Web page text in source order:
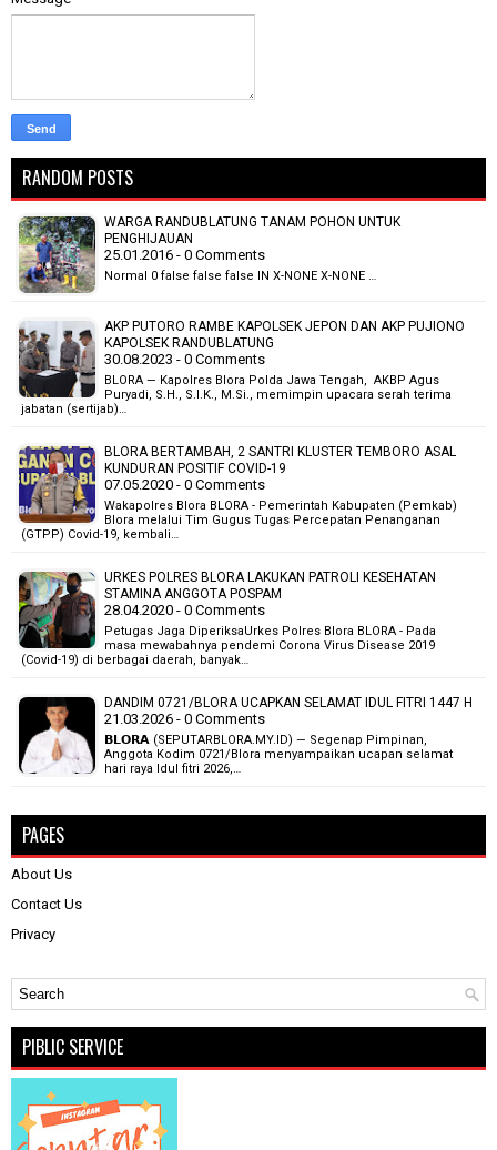
RANDOM POSTS
WARGA RANDUBLATUNG TANAM POHON UNTUK
PENGHIJAUAN
25.01.2016 - 0 Comments
Normal 0 false false false IN X-NONE X-NONE …
AKP PUTORO RAMBE KAPOLSEK JEPON DAN AKP PUJIONO
KAPOLSEK RANDUBLATUNG
30.08.2023 - 0 Comments
BLORA — Kapolres Blora Polda Jawa Tengah, AKBP Agus
Puryadi, S.H., S.I.K., M.Si., memimpin upacara serah terima
jabatan (sertijab)…
BLORA BERTAMBAH, 2 SANTRI KLUSTER TEMBORO ASAL
KUNDURAN POSITIF COVID-19
07.05.2020 - 0 Comments
Wakapolres Blora BLORA - Pemerintah Kabupaten (Pemkab)
Blora melalui Tim Gugus Tugas Percepatan Penanganan
(GTPP) Covid-19, kembali…
URKES POLRES BLORA LAKUKAN PATROLI KESEHATAN
STAMINA ANGGOTA POSPAM
28.04.2020 - 0 Comments
Petugas Jaga DiperiksaUrkes Polres Blora BLORA - Pada
masa mewabahnya pendemi Corona Virus Disease 2019
(Covid-19) di berbagai daerah, banyak…
DANDIM 0721/BLORA UCAPKAN SELAMAT IDUL FITRI 1447 H
21.03.2026 - 0 Comments
𝗕𝗟𝗢𝗥𝗔 (SEPUTARBLORA.MY.ID) — Segenap Pimpinan,
Anggota Kodim 0721/Blora menyampaikan ucapan selamat
hari raya Idul fitri 2026,…
PAGES
About Us
Contact Us
Privacy
PIBLIC SERVICE